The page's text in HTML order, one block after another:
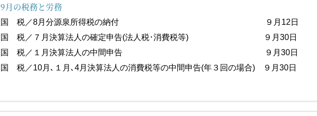
9月の税務と労務
国 税／8月分源泉所得税の納付 ９月12日
国 税／７月決算法人の確定申告(法人税･消費税等) ９月30日
国 税／１月決算法人の中間申告 ９月30日
国 税／10月､１月､4月決算法人の消費税等の中間申告(年３回の場合) ９月30日